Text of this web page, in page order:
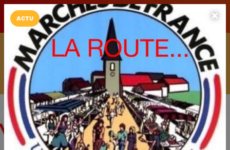
LaCarte Play Store
Installez l'App LaCarte
Téléchargez gratuitement l'app LaCarte pour suivre vos
commerces favoris et ne rien rater !
Télécharger Plus tard
ACTU